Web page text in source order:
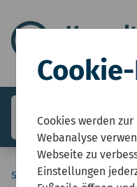
search menuMenü
Sie
Start
Cookies werden
Webanalyse
Webseite zu
Einstellungen